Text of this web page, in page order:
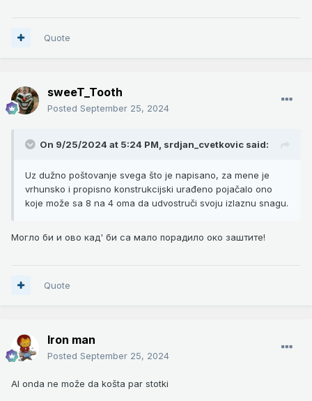
Quote
sweeT_Tooth
Posted September 25, 2024
On 9/25/2024 at 5:24 PM, srdjan_cvetkovic said:
Uz dužno poštovanje svega što je napisano, za mene je
vrhunsko i propisno konstrukcijski urađeno pojačalo ono
koje može sa 8 na 4 oma da udvostruči svoju izlaznu snagu.
Могло би и ово кад' би са мало порадило око заштите!
Quote
Iron man
Posted September 25, 2024
Al onda ne može da košta par stotki